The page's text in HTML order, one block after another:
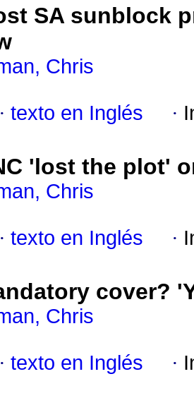
SA sunblock
Chris
· texto en Inglés ·
'lost the plot'
Chris
· texto en Inglés ·
cover?
Chris
· texto en Inglés ·